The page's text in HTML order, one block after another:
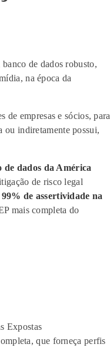
de dados robusto,
na época da
de empresas e sócios, para
ou indiretamente possui,
de dados da América
de risco legal
99% de assertividade na
mais completa do
s Expostas
,que forneça perfis